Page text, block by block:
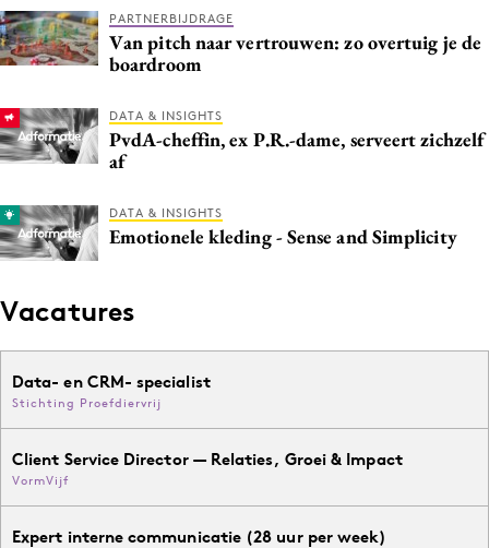
PARTNERBIJDRAGE
Van pitch naar vertrouwen: zo overtuig je de
boardroom
DATA & INSIGHTS
PvdA-cheffin, ex P.R.-dame, serveert zichzelf
af
DATA & INSIGHTS
Emotionele kleding - Sense and Simplicity
Vacatures
Data- en CRM- specialist
Stichting Proefdiervrij
Client Service Director — Relaties, Groei & Impact
VormVijf
Expert interne communicatie (28 uur per week)